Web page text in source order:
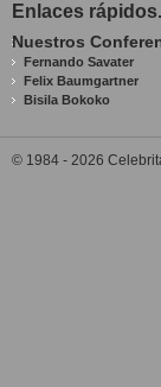
Enlaces
Nuestros
Fernando Savater
Felix Baumgartner
Bisila Bokoko
© 1984 - 2026